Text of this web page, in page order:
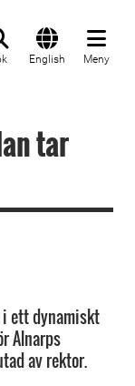
English Meny
tar
i ett dynamiskt
Alnarps
av rektor.